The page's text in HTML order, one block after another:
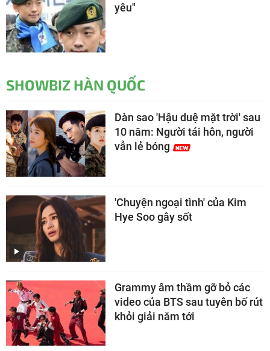
yêu"
SHOWBIZ HÀN QUỐC
Dàn sao 'Hậu duệ mặt trời' sau
10 năm: Người tái hôn, người
vẫn lẻ bóng
'Chuyện ngoại tình' của Kim
Hye Soo gây sốt
Grammy âm thầm gỡ bỏ các
video của BTS sau tuyên bố rút
khỏi giải năm tới